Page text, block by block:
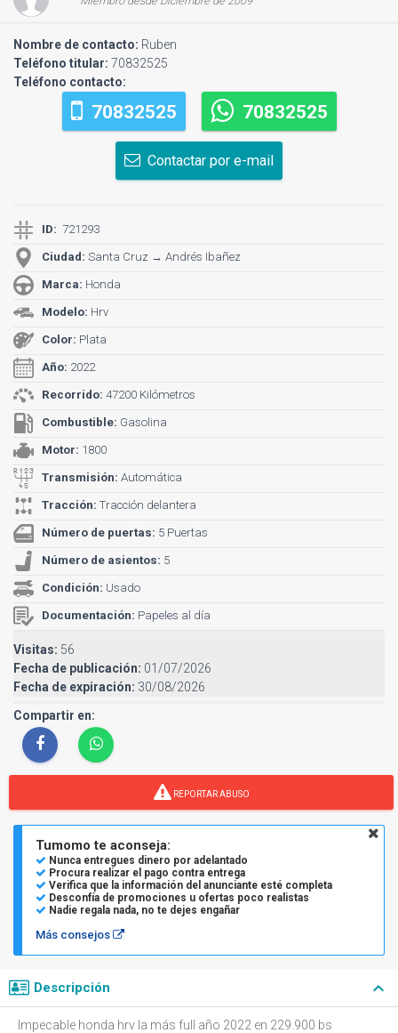
Nombre de contacto: Ruben
Teléfono titular: 70832525
Teléfono contacto:
70832525 70832525
Contactar por e-mail
ID: 721293
Ciudad: Santa Cruz → Andrés Ibañez
Marca: Honda
Modelo: Hrv
Color: Plata
Año: 2022
Recorrido: 47200 Kilómetros
Combustible: Gasolina
Motor: 1800
Transmisión: Automática
Tracción: Tracción delantera
Número de puertas: 5 Puertas
Número de asientos: 5
Condición: Usado
Documentación: Papeles al día
Visitas: 56
Fecha de publicación: 01/07/2026
Fecha de expiración: 30/08/2026
Compartir en:
REPORTAR ABUSO
Tumomo te aconseja:
Nunca entregues dinero por adelantado
Procura realizar el pago contra entrega
Verifica que la información del anunciante esté completa
Desconfía de promociones u ofertas poco realistas
Nadie regala nada, no te dejes engañar
Más consejos
Descripción keyboard_arrow_down
Impecable honda hrv la más full año 2022 en 229.900 bs